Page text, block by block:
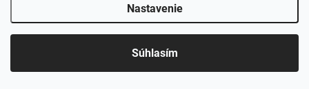
Nastavenie
Súhlasím